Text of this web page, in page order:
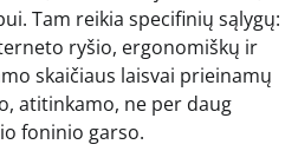
Tam reikia specifinių sąlygų:
ryšio, ergonomiškų ir
skaičiaus laisvai prieinamų
atitinkamo, ne per daug
foninio garso.